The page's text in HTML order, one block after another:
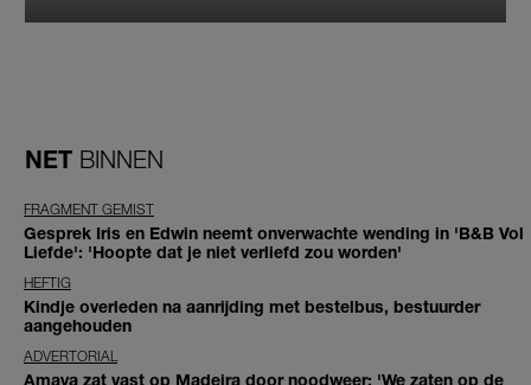
NET BINNEN
FRAGMENT GEMIST
Gesprek Iris en Edwin neemt onverwachte wending in 'B&B Vol
Liefde': 'Hoopte dat je niet verliefd zou worden'
HEFTIG
Kindje overleden na aanrijding met bestelbus, bestuurder
aangehouden
ADVERTORIAL
Amaya zat vast op Madeira door noodweer: 'We zaten op de